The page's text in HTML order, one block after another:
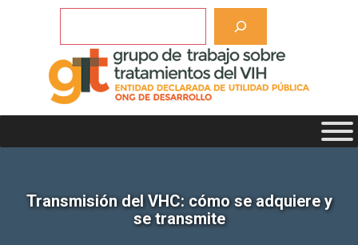
Transmisión del VHC: cómo se adquiere y
se transmite